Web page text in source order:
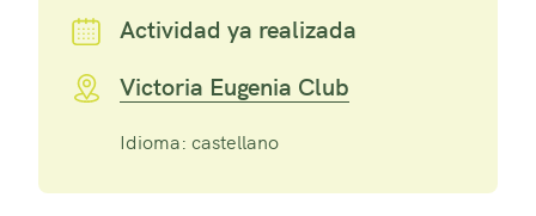
Actividad ya realizada
Victoria Eugenia Club
Idioma: castellano